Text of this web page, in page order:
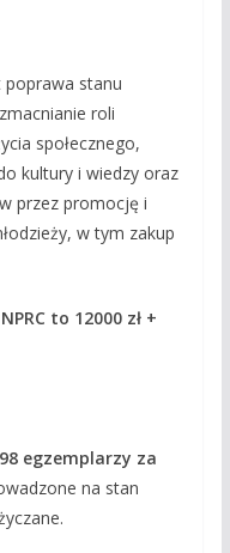
stanu
roli
społecznego,
kultury i wiedzy oraz
przez promocję i
w tym zakup
to 12000 zł +
egzemplarzy za
na stan